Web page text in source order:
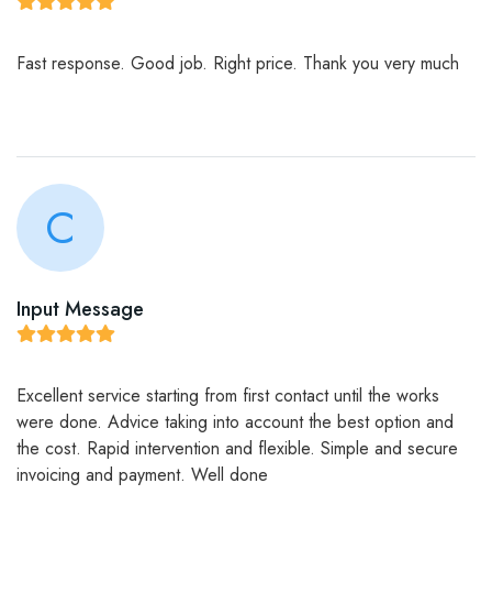
Fast response. Good job. Right price. Thank you very much
C
Input Message
Excellent service starting from first contact until the works
were done. Advice taking into account the best option and
the cost. Rapid intervention and flexible. Simple and secure
invoicing and payment. Well done